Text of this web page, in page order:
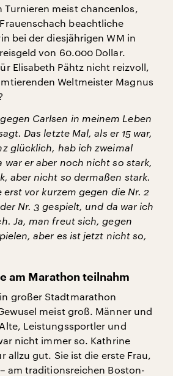
meist chancenlos,
beachtliche
bei der diesjährigen WM in
von 60.000 Dollar.
Elisabeth Pähtz nicht reizvoll,
Weltmeister Magnus
Carlsen in meinem Leben
Das letzte Mal, als er 15 war,
glücklich, hab ich zweimal
war er aber noch nicht so stark,
aber nicht so dermaßen stark.
vor kurzem gegen die Nr. 2
Nr. 3 gespielt, und da war ich
Ja, man freut sich, gegen
aber es ist jetzt nicht so,
am Marathon teilnahm
großer Stadtmarathon
meist groß. Männer und
Leistungssportler und
nicht immer so. Kathrine
allzu gut. Sie ist die erste Frau,
am traditionsreichen Boston-